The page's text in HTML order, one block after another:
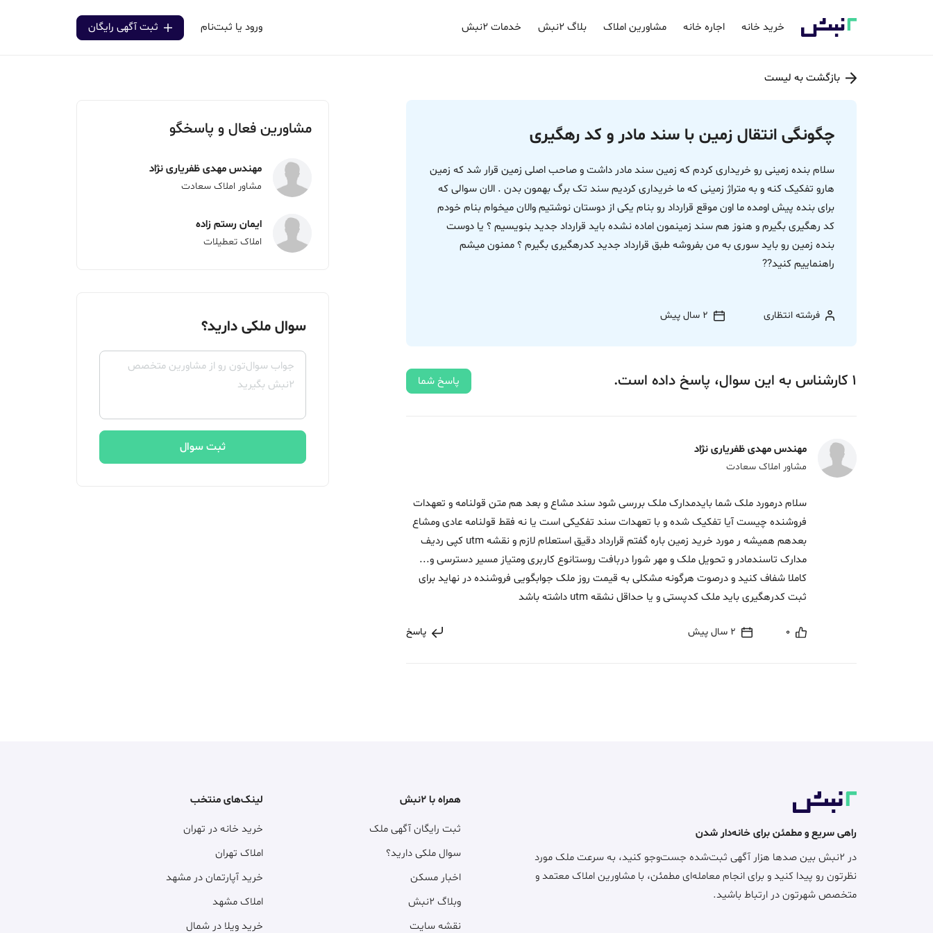
خرید خانه اجاره خانه مشاورین املاک بلاگ ۲نبش خدمات ۲نبش ورود یا ثبت‌نام ثبت آگهی رایگان
بازگشت به لیست
چگونگی انتقال زمین با سند مادر و کد رهگیری
سلام بنده زمینی رو خریداری کردم که زمین سند مادر داشت و صاحب اصلی زمین قرار شد که زمین
هارو تفکیک کنه و به متراژ زمینی که ما خریداری کردیم سند تک برگ بهمون بدن . الان سوالی که
برای بنده پیش اومده ما اون موقع قرارداد رو بنام یکی از دوستان نوشتیم والان میخوام بنام خودم
کد رهگیری بگیرم و هنوز هم سند زمینمون اماده نشده باید قرارداد جدید بنویسیم ؟ یا دوست
بنده زمین رو باید سوری به من بفروشه طبق قرارداد جدید کدرهگیری بگیرم ؟ ممنون میشم
راهنماییم کنید??
فرشته انتظاری 2 سال پیش
1 کارشناس به این سوال، پاسخ داده‌ است. پاسخ شما
مهندس مهدی ظفریاری نژاد
مشاور املاک سعادت
سلام درمورد ملک شما بایدمدارک ملک بررسی شود سند مشاع و بعد هم متن قولنامه و تعهدات
فروشنده چیست آیا تفکیک شده و با تعهدات سند تفکیکی است یا نه فقط قولنامه عادی ومشاع
بعدهم همیشه ر مورد خرید زمین باره گفتم قرارداد دقیق استعلام لازم و نقشه utm کپی ردیف
مدارک تاسندمادر و تحویل ملک و مهر شورا دربافت روستانوع کاربری ومتیاز مسیر دسترسی و...
کاملا شفاف کنید و درصوت هرگونه مشکلی به قیمت روز ملک جوابگویی فروشنده در نهاید برای
ثبت کدرهگیری باید ملک کدپستی و یا حداقل نشقه utm داشته باشد
0 2 سال پیش پاسخ
مشاورین فعال و پاسخگو
مهندس مهدی ظفریاری نژاد
مشاور املاک سعادت
ایمان رستم زاده
املاک تعطیلات
سوال ملکی دارید؟
ثبت سوال
راهی سریع و مطمئن برای خانه‌دار شدن
در ۲نبش بین صدها هزار آگهی ثبت‌شده جست‌وجو کنید، به سرعت ملک مورد
نظرتون رو پیدا کنید و برای انجام معامله‌ای مطمئن، با مشاورین املاک معتمد و
متخصص شهرتون در ارتباط باشید.
همراه با ۲نبش
ثبت رایگان آگهی ملک
سوال ملکی دارید؟
اخبار مسکن
وبلاگ ۲نبش
نقشه سایت
لینک‌های منتخب
خرید خانه در تهران
املاک تهران
خرید آپارتمان در مشهد
املاک مشهد
خرید ویلا در شمال